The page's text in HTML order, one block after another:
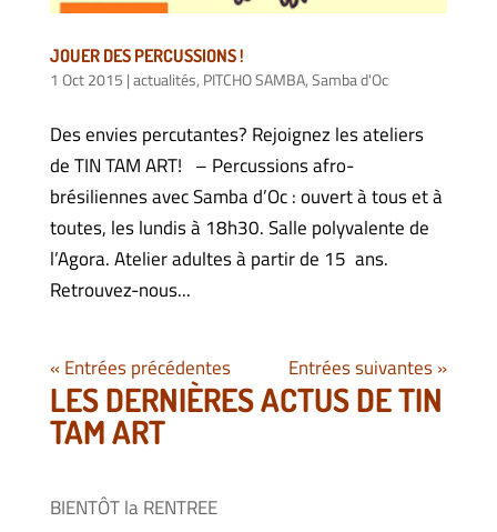
JOUER DES PERCUSSIONS !
1 Oct 2015 |actualités, PITCHO SAMBA,Samba d'Oc
Des envies percutantes? Rejoignez les ateliers
de TIN TAM ART! – Percussions afro-
brésiliennes avec Samba d’Oc : ouvert à tous et à
toutes, les lundis à 18h30. Salle polyvalente de
l’Agora. Atelier adultes à partir de 15 ans.
Retrouvez-nous...
« Entrées précédentes Entrées suivantes »
LES DERNIÈRES ACTUS DE TIN
TAM ART
BIENTÔT la RENTREE